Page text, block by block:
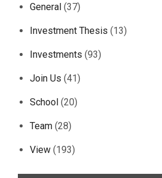
General (37)
Investment Thesis (13)
Investments (93)
Join Us (41)
School (20)
Team (28)
View (193)